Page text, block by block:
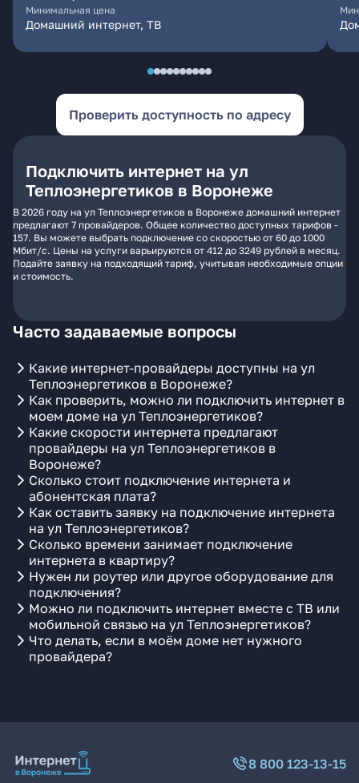
Минимальная цена
Домашний интернет, ТВ
Проверить доступность по адресу
Подключить интернет на ул
Теплоэнергетиков в Воронеже
В 2026 году на ул Теплоэнергетиков в Воронеже домашний интернет
предлагают 7 провайдеров. Общее количество доступных тарифов -
157. Вы можете выбрать подключение со скоростью от 60 до 1000
Мбит/с. Цены на услуги варьируются от 412 до 3249 рублей в месяц.
Подайте заявку на подходящий тариф, учитывая необходимые опции
и стоимость.
Часто задаваемые вопросы
Какие интернет-провайдеры доступны на ул
Теплоэнергетиков в Воронеже?
Как проверить, можно ли подключить интернет в
моем доме на ул Теплоэнергетиков?
Какие скорости интернета предлагают
провайдеры на ул Теплоэнергетиков в
Воронеже?
Сколько стоит подключение интернета и
абонентская плата?
Как оставить заявку на подключение интернета
на ул Теплоэнергетиков?
Сколько времени занимает подключение
интернета в квартиру?
Нужен ли роутер или другое оборудование для
подключения?
Можно ли подключить интернет вместе с ТВ или
мобильной связью на ул Теплоэнергетиков?
Что делать, если в моём доме нет нужного
провайдера?
8 800 123-13-15